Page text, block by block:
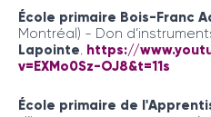
École primaire Bois-Franc
Montréal) - Don
Lapointe. https://
v=EXMo0Sz-OJ8&t=11s
École primaire de